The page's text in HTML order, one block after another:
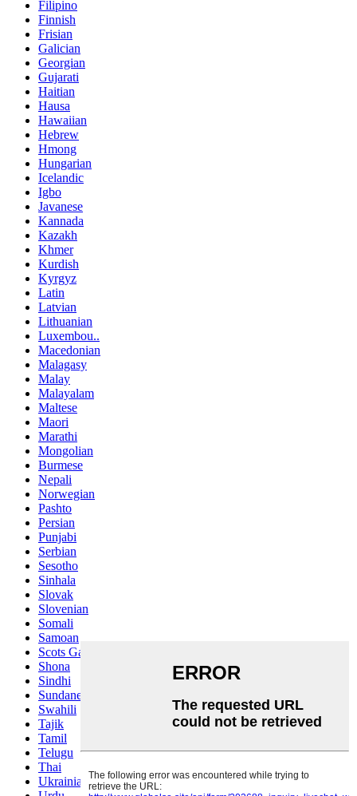
Filipino
Finnish
Frisian
Galician
Georgian
Gujarati
Haitian
Hausa
Hawaiian
Hebrew
Hmong
Hungarian
Icelandic
Igbo
Javanese
Kannada
Kazakh
Khmer
Kurdish
Kyrgyz
Latin
Latvian
Lithuanian
Luxembou..
Macedonian
Malagasy
Malay
Malayalam
Maltese
Maori
Marathi
Mongolian
Burmese
Nepali
Norwegian
Pashto
Persian
Punjabi
Serbian
Sesotho
Sinhala
Slovak
Slovenian
Somali
Samoan
Scots Gaelic
Shona
Sindhi
Sundanese
Swahili
Tajik
Tamil
Telugu
Thai
Ukrainian